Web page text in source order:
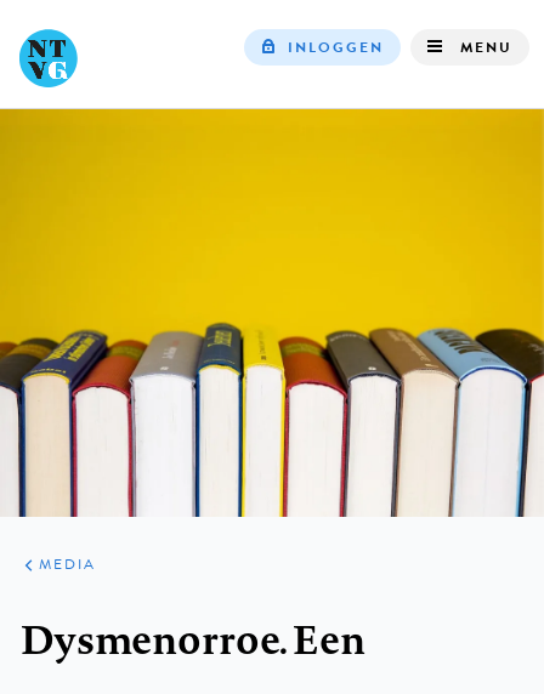
INLOGGEN MENU
ARTIKELEN
VARIA
MEDIA
Dysmenorroe. Een